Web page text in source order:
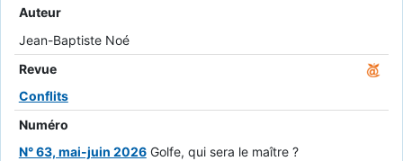
Auteur
Jean-Baptiste Noé
Revue
Conflits
Numéro
N° 63, mai-juin 2026 Golfe, qui sera le maître ?